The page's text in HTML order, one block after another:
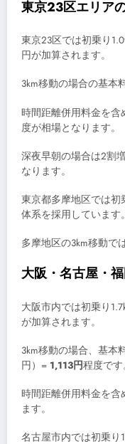
東京23区エリア
東京23区では初乗り
円が加算されます。
3km移動の場合の基本
時間距離併用料金を含
度が相場となります。
深夜早朝の場合は2割増
なります。
東京都多摩地区では初
体系を採用しています。
多摩地区の3km移動で
大阪・名古屋・
大阪市内では初乗り
が加算されます。
3km移動の場合、基本
円）= 1,113円程度です
時間距離併用料金を含
ます。
名古屋市内では初乗り